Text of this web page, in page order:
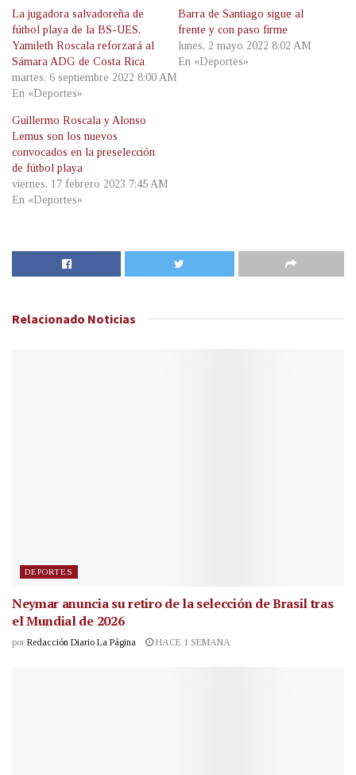
La jugadora salvadoreña de
fútbol playa de la BS-UES,
Yamileth Roscala reforzará al
Sámara ADG de Costa Rica
martes, 6 septiembre 2022 8:00 AM
En «Deportes»
Barra de Santiago sigue al
frente y con paso firme
lunes, 2 mayo 2022 8:02 AM
En «Deportes»
Guillermo Roscala y Alonso
Lemus son los nuevos
convocados en la preselección
de fútbol playa
viernes, 17 febrero 2023 7:45 AM
En «Deportes»
Relacionado Noticias
DEPORTES
Neymar anuncia su retiro de la selección de Brasil tras
el Mundial de 2026
por Redacción Diario La Página HACE 1 SEMANA